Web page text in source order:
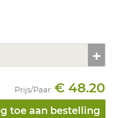
Prijs/Paar: € 48.20
toe aan bestelling